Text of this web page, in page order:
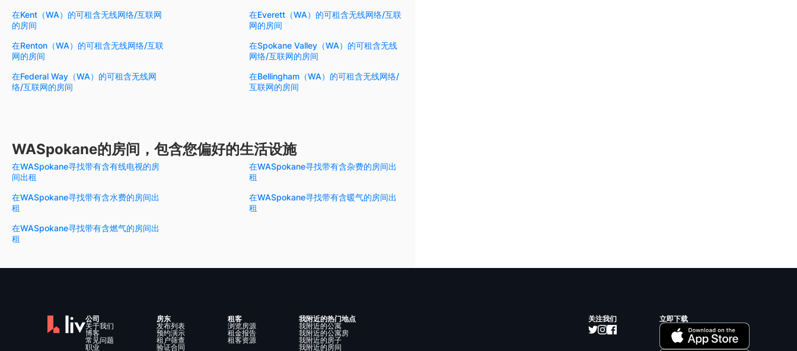
在Kent（WA）的可租含无线网络/互联网
的房间
在Everett（WA）的可租含无线网络/互联
网的房间
在Renton（WA）的可租含无线网络/互联
网的房间
在Spokane Valley（WA）的可租含无线
网络/互联网的房间
在Federal Way（WA）的可租含无线网
络/互联网的房间
在Bellingham（WA）的可租含无线网络/
互联网的房间
WASpokane的房间，包含您偏好的生活设施
在WASpokane寻找带有含有线电视的房
间出租
在WASpokane寻找带有含杂费的房间出
租
在WASpokane寻找带有含水费的房间出
租
在WASpokane寻找带有含暖气的房间出
租
在WASpokane寻找带有含燃气的房间出
租
公司
关于我们
博客
常见问题
职业
房东
发布列表
预约演示
租户筛查
验证合同
租客
浏览房源
租金报告
租客资源
我附近的热门地点
我附近的公寓
我附近的公寓房
我附近的房子
我附近的房间
关注我们 立即下载